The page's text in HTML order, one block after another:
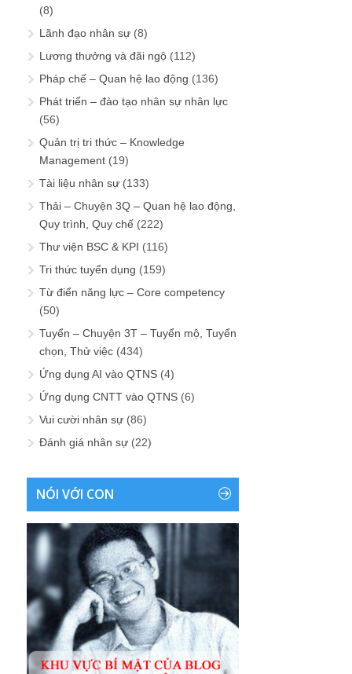
(8)
Lãnh đạo nhân sự (8)
Lương thưởng và đãi ngộ (112)
Pháp chế – Quan hệ lao động (136)
Phát triển – đào tạo nhân sự nhân lực
(56)
Quản trị tri thức – Knowledge
Management (19)
Tài liệu nhân sự (133)
Thải – Chuyện 3Q – Quan hệ lao động,
Quy trình, Quy chế (222)
Thư viện BSC & KPI (116)
Tri thức tuyển dụng (159)
Từ điển năng lực – Core competency
(50)
Tuyển – Chuyện 3T – Tuyển mộ, Tuyển
chọn, Thử việc (434)
Ứng dụng AI vào QTNS (4)
Ứng dụng CNTT vào QTNS (6)
Vui cười nhân sự (86)
Đánh giá nhân sự (22)
NÓI VỚI CON